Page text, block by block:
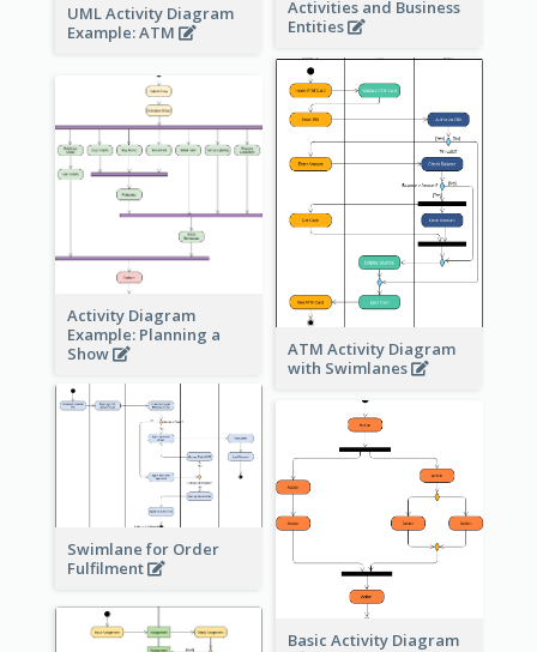
UML Activity Diagram
Example: ATM
Activities and Business
Entities
ATM Activity Diagram
with Swimlanes
Activity Diagram
Example: Planning a
Show
Swimlane for Order
Fulfilment
Basic Activity Diagram